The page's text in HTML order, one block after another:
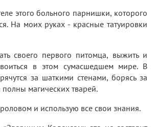
этого больного парнишки, которого
На моих руках - красные татуировки
своего первого питомца, выжить и
в этом сумасшедшем мире. В
за шаткими стенами, борясь за
магических тварей.
и использую все свои знания.